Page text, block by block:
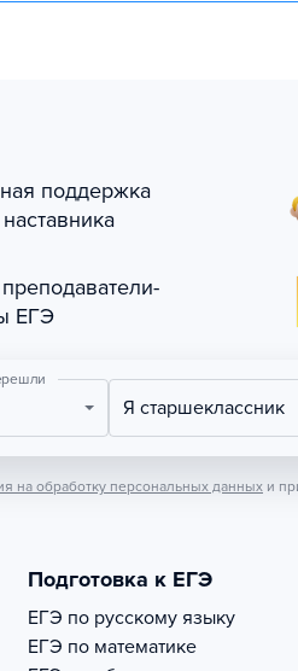
поддержка
ЕГЭ
Я старшеклассник
на обработку персональных данных и
Подготовка к ЕГЭ
ЕГЭ по русскому языку
ЕГЭ по математике